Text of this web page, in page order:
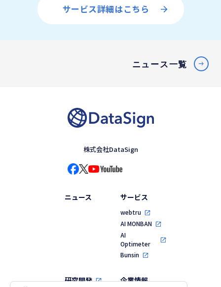
サービス詳細はこちら
ニュース一覧
株式会社DataSign
ニュース サービス
webtru
AI MONBAN
AI
Optimeter
Bunsin
研究開発 企業情報